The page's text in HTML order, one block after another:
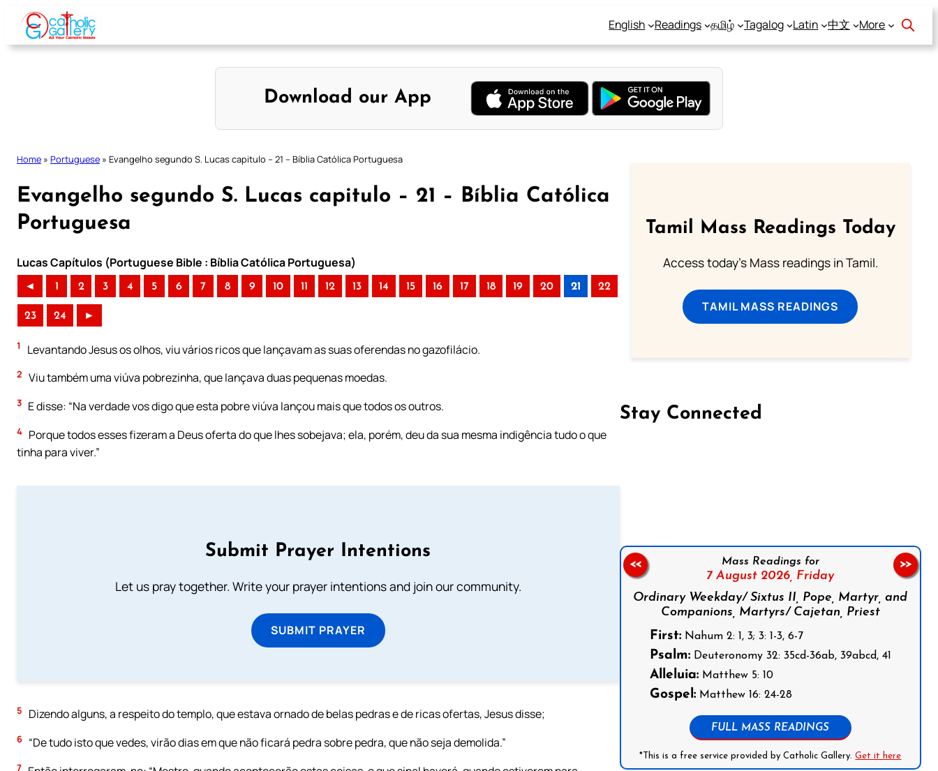
Skip
content
English Readings தமிழ் Tagalog Latin 中文 More
Download our App
Home » Portuguese » Evangelho segundo S. Lucas capitulo – 21 – Bíblia Católica Portuguesa
Evangelho segundo S. Lucas capitulo – 21 – Bíblia Católica
Portuguesa
Lucas Capítulos (Portuguese Bible : Bíblia Católica Portuguesa)
◄ 1 2 3 4 5 6 7 8 9 10 11 12 13 14 15 16 17 18 19 20 21 22
23 24 ►
1 Levantando Jesus os olhos, viu vários ricos que lançavam as suas oferendas no gazofilácio.
2 Viu também uma viúva pobrezinha, que lançava duas pequenas moedas.
3 E disse: “Na verdade vos digo que esta pobre viúva lançou mais que todos os outros.
4 Porque todos esses fizeram a Deus oferta do que lhes sobejava; ela, porém, deu da sua mesma indigência tudo o que
tinha para viver.”
Submit Prayer Intentions
Let us pray together. Write your prayer intentions and join our community.
SUBMIT PRAYER
5 Dizendo alguns, a respeito do templo, que estava ornado de belas pedras e de ricas ofertas, Jesus disse;
6 “De tudo isto que vedes, virão dias em que não ficará pedra sobre pedra, que não seja demolida.”
7
Tamil Mass Readings Today
Access today's Mass readings in Tamil.
TAMIL MASS READINGS
Stay Connected
Follow us on Facebook
Mass Readings for
7 August 2026, Friday
Ordinary Weekday/ Sixtus II, Pope, Martyr, and
Companions, Martyrs/ Cajetan, Priest
First:Nahum 2: 1, 3; 3: 1-3, 6-7
Psalm:Deuteronomy 32: 35cd-36ab, 39abcd, 41
Alleluia:Matthew 5: 10
Gospel:Matthew 16: 24-28
FULL MASS READINGS
*This is a free service provided by Catholic Gallery.Get it here
<< >>